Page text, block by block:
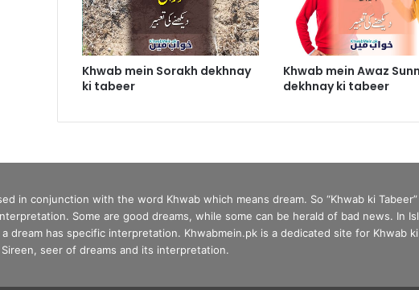
Khwab mein Sorakh dekhnay
ki tabeer
Khwab mein Awaz
dekhnay ki tabeer
in conjunction with the word Khwab which means dream. So “Khwab ki
Some are good dreams, while some can be herald of bad news. In
dream has specific interpretation. Khwabmein.pk is a dedicated site for Khwab
seer of dreams and its interpretation.